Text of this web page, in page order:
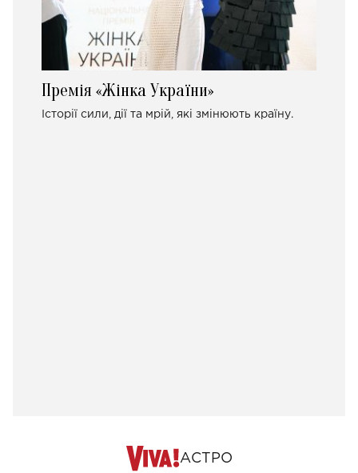
Премія «Жінка України»
Історії сили, дії та мрій, які змінюють країну.
АСТРО